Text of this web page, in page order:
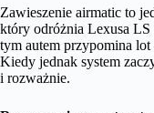
Zawieszenie airmatic to
który odróżnia Lexusa
tym autem przypomina
Kiedy jednak system
i rozważnie.